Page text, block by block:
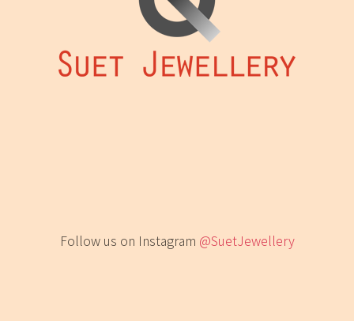
Follow us on Instagram @SuetJewellery